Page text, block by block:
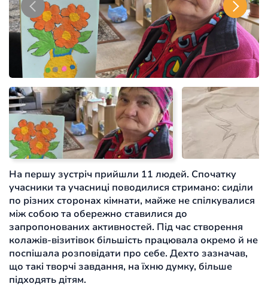
На першу зустріч прийшли 11 людей. Спочатку
учасники та учасниці поводилися стримано: сиділи
по різних сторонах кімнати, майже не спілкувалися
між собою та обережно ставилися до
запропонованих активностей. Під час створення
колажів-візитівок більшість працювала окремо й не
поспішала розповідати про себе. Дехто зазначав,
що такі творчі завдання, на їхню думку, більше
підходять дітям.